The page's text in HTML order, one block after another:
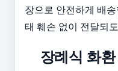
장으로 안전하게 배
태 훼손 없이 전달되
장례식 화